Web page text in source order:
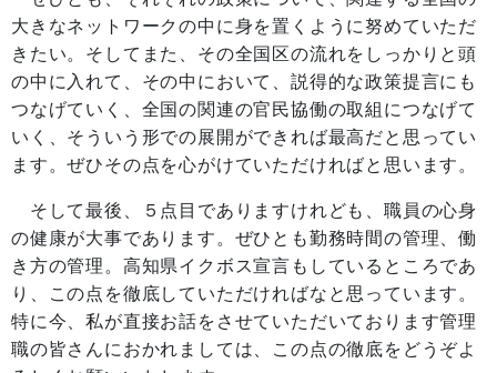
大きなネットワークの中に身を置くように努めていただ
きたい。そしてまた、その全国区の流れをしっかりと頭
の中に入れて、その中において、説得的な政策提言にも
つなげていく、全国の関連の官民協働の取組につなげて
いく、そういう形での展開ができれば最高だと思ってい
ます。ぜひその点を心がけていただければと思います。
そして最後、５点目でありますけれども、職員の心身
の健康が大事であります。ぜひとも勤務時間の管理、働
き方の管理。高知県イクボス宣言もしているところであ
り、この点を徹底していただければなと思っています。
特に今、私が直接お話をさせていただいております管理
職の皆さんにおかれましては、この点の徹底をどうぞよ